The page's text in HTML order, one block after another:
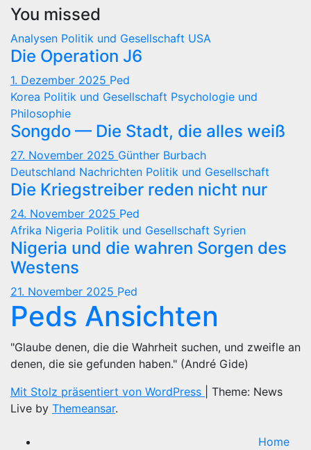
You missed
Analysen Politik und Gesellschaft USA
Die Operation J6
1. Dezember 2025 Ped
Korea Politik und Gesellschaft Psychologie und
Philosophie
Songdo — Die Stadt, die alles weiß
27. November 2025 Günther Burbach
Deutschland Nachrichten Politik und Gesellschaft
Die Kriegstreiber reden nicht nur
24. November 2025 Ped
Afrika Nigeria Politik und Gesellschaft Syrien
Nigeria und die wahren Sorgen des
Westens
21. November 2025 Ped
Peds Ansichten
"Glaube denen, die die Wahrheit suchen, und zweifle an
denen, die sie gefunden haben." (André Gide)
Mit Stolz präsentiert von WordPress
Theme: News
Live by Themeansar.
Home